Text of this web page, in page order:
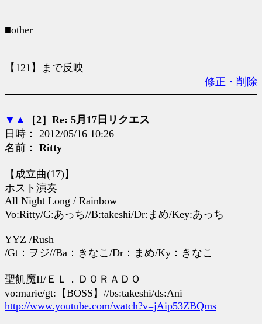
■other
【121】まで反映
修正・削除
▼ ▲
［2］Re: 5月17日リクエス
日時： 2012/05/16 10:26
名前： Ritty
【成立曲(17)】
ホスト演奏
All Night Long / Rainbow
Vo:Ritty/G:あっち//B:takeshi/Dr:まめ/Key:あっち
YYZ /Rush
/Gt：ヲジ//Ba：きなこ/Dr：まめ/Ky：きなこ
聖飢魔II/ＥＬ．ＤＯＲＡＤＯ
vo:marie/gt:【BOSS】//bs:takeshi/ds:Ani
http://www.youtube.com/watch?v=jAip53ZBQms